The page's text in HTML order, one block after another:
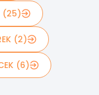
(25)
(2)
(6)